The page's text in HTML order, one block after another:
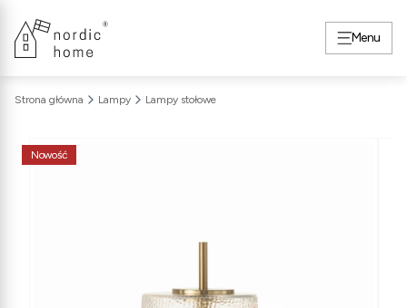
Menu
Strona główna Lampy Lampy stołowe
Nowość